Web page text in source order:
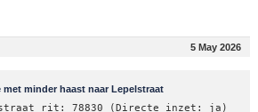
5 May 2026
met minder haast naar Lepelstraat
rit: 78830 (Directe inzet: ja)